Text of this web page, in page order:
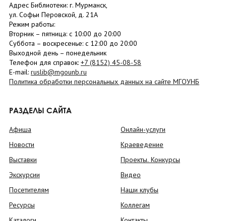
Адрес Библиотеки: г. Мурманск,
ул. Софьи Перовской, д. 21А
Режим работы:
Вторник – пятница: с 10:00 до 20:00
Суббота – воскресенье: c 12:00 до 20:00
Выходной день – понедельник
Телефон для справок: +7 (8152) 45-08-58
E-mail: ruslib@mgounb.ru
Политика обработки персональных данных на сайте МГОУНБ
РАЗДЕЛЫ САЙТА
Афиша
Новости
Выставки
Экскурсии
Посетителям
Ресурсы
Онлайн-услуги
Краеведение
Проекты. Конкурсы
Видео
Наши клубы
Коллегам